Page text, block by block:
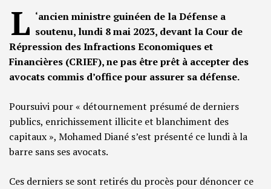
L ‘ancien ministre guinéen de la Défense a
soutenu, lundi 8 mai 2023, devant la Cour de
Répression des Infractions Economiques et
Financières (CRIEF), ne pas être prêt à accepter des
avocats commis d’office pour assurer sa défense.
Poursuivi pour « détournement présumé de derniers
publics, enrichissement illicite et blanchiment des
capitaux », Mohamed Diané s’est présenté ce lundi à la
barre sans ses avocats.
Ces derniers se sont retirés du procès pour dénoncer ce